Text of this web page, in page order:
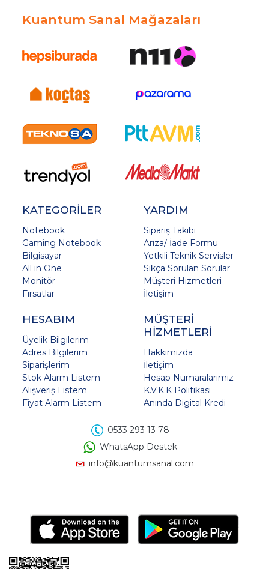
Kuantum Sanal Mağazaları
KATEGORİLER
Notebook
Gaming Notebook
Bilgisayar
All in One
Monitör
Fırsatlar
YARDIM
Sipariş Takibi
Arıza/ İade Formu
Yetkili Teknik Servisler
Sıkça Sorulan Sorular
Müşteri Hizmetleri
İletişim
HESABIM
Üyelik Bilgilerim
Adres Bilgilerim
Siparişlerim
Stok Alarm Listem
Alışveriş Listem
Fiyat Alarm Listem
MÜŞTERİ
HİZMETLERİ
Hakkımızda
İletişim
Hesap Numaralarımız
K.V.K.K Politikası
Anında Digital Kredi
0533 293 13 78
WhatsApp Destek
info@kuantumsanal.com